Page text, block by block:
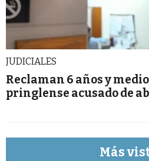
JUDICIALES
Reclaman 6 años y
pringlense acusado de
Más